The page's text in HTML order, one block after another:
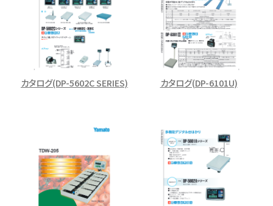
カタログ(DP-5602C SERIES) カタログ(DP-6101U)